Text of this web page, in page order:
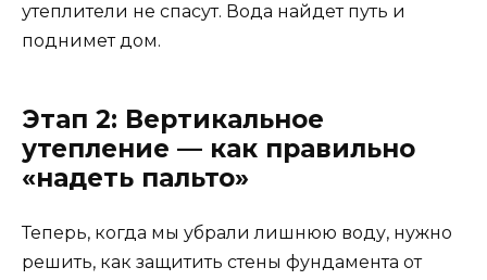
утеплители не спасут. Вода найдет путь и
поднимет дом.
Этап 2: Вертикальное
утепление — как правильно
«надеть пальто»
Теперь, когда мы убрали лишнюю воду, нужно
решить, как защитить стены фундамента от